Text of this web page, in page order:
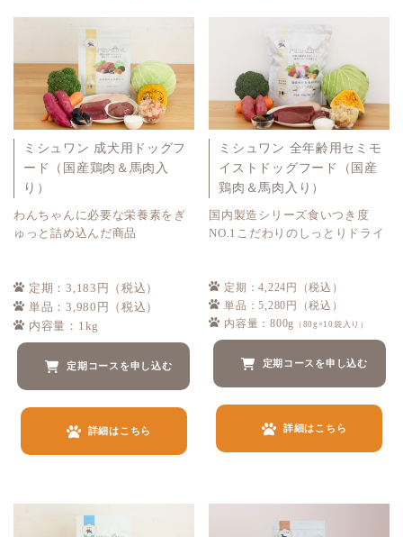
ミシュワン 成犬用ドッグフ
ード（国産鶏肉＆馬肉入
り）
わんちゃんに必要な栄養素をぎ
ゅっと詰め込んだ商品
定期：3,183円（税込）
単品：3,980円（税込）
内容量：1kg
定期コースを申し込む
詳細はこちら
ミシュワン 全年齢用セミモ
イストドッグフード（国産
鶏肉＆馬肉入り）
国内製造シリーズ食いつき度
NO.1こだわりのしっとりドライ
定期：4,224円（税込）
単品：5,280円（税込）
内容量：800g
（80g×10袋入り）
定期コースを申し込む
詳細はこちら